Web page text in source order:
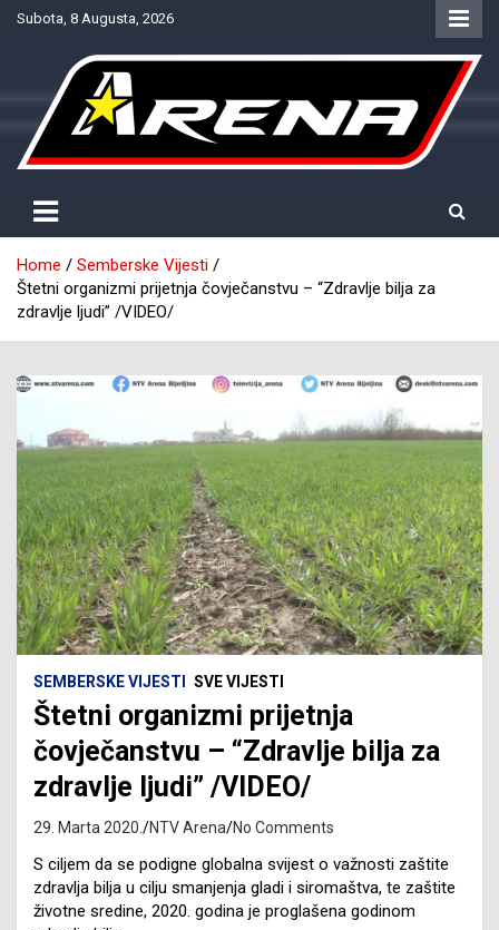
SkipSubota, 8 Augusta, 2026
NTV Arena
Home
Semberske Vijesti
Štetni organizmi prijetnja čovječanstvu – “Zdravlje bilja za
zdravlje ljudi” /VIDEO/
SEMBERSKE VIJESTI SVE VIJESTI
Štetni organizmi prijetnja
čovječanstvu – “Zdravlje bilja za
zdravlje ljudi” /VIDEO/
29. Marta 2020. NTV Arena No Comments
S ciljem da se podigne globalna svijest o važnosti zaštite
zdravlja bilja u cilju smanjenja gladi i siromaštva, te zaštite
životne sredine, 2020. godina je proglašena godinom